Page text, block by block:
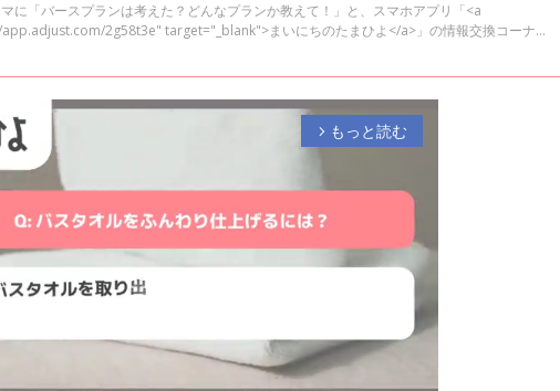
に「バースプランは考えた？どんなプランか教えて！」と、スマホアプリ「<a
2g58t3e" target="_blank">まいにちのたまひよ</a>」の情報交換コーナ
の母子のケアに携わられた助産師の浜脇文子先生に聞きました。
arrow_forward_ios もっと読む